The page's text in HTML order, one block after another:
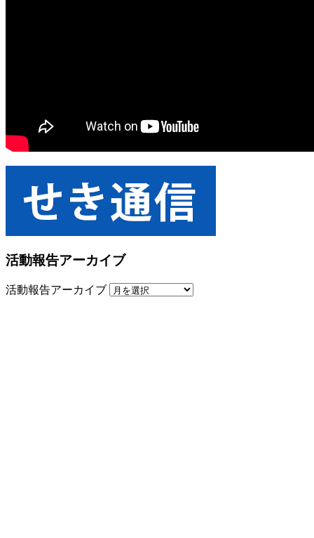
活動報告アーカイブ
活動報告アーカイブ